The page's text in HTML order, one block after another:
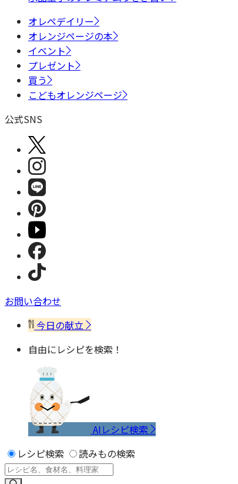
オレペデイリー
オレンジページの本
イベント
プレゼント
買う
こどもオレンジページ
公式SNS
お問い合わせ
今日の献立
自由にレシピを検索！
AIレシピ検索
レシピ検索
読みもの検索